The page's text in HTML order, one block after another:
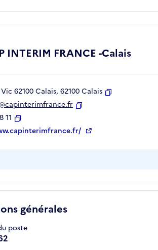
générales
poste
INTERIM FRANCE -Calais
62100 Calais, 62100 Calais
11
Copier